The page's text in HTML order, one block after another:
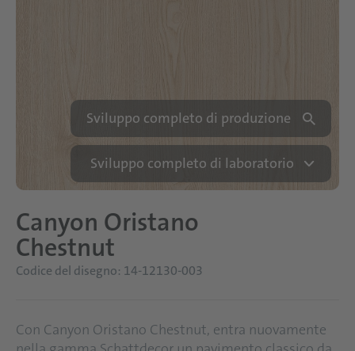
Sviluppo completo di produzione
Sviluppo completo di laboratorio
Canyon Oristano
Chestnut
Codice del disegno: 14-12130-003
Con Canyon Oristano Chestnut, entra nuovamente